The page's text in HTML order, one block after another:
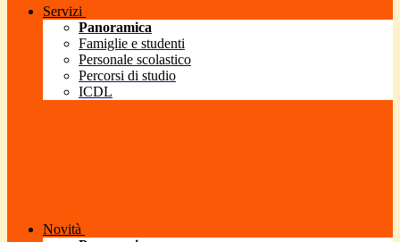
Servizi
Panoramica
Famiglie e studenti
Personale scolastico
Percorsi di studio
ICDL
Novità